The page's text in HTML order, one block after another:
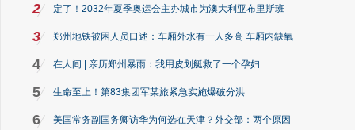
2 定了！2032年夏季奥运会主办城市为澳大利亚布里斯班
3 郑州地铁被困人员口述：车厢外水有一人多高 车厢内缺氧
4 在人间 | 亲历郑州暴雨：我用皮划艇救了一个孕妇
5 生命至上！第83集团军某旅紧急实施爆破分洪
6 美国常务副国务卿访华为何选在天津？外交部：两个原因